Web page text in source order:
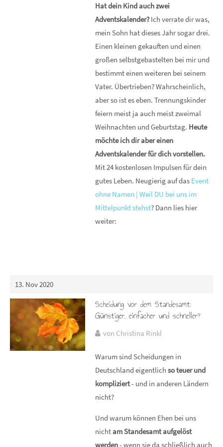
Hat dein Kind auch zwei
Adventskalender?Ich verrate dir was,
mein Sohn hat dieses Jahr sogar drei.
Einen kleinen gekauften und einen
großen selbstgebastelten bei mir und
bestimmt einen weiteren bei seinem
Vater. Übertrieben? Wahrscheinlich,
aber so ist es eben. Trennungskinder
feiern meist ja auch meist zweimal
Weihnachten und Geburtstag. Heute
möchte ich dir aber einen
Adventskalender für dich vorstellen.
Mit 24 kostenlosen Impulsen für dein
gutes Leben. Neugierig auf das Event
ohne Namen | Weil DU bei uns im
Mittelpunkt stehst? Dann lies hier
weiter:
13. Nov 2020
Scheidung vor dem Standesamt:
Günstiger, einfacher und schneller?
von Christina Rinkl
Warum sind Scheidungen in
Deutschland eigentlichso teuer und
kompliziert- und in anderen Ländern
nicht?
Und warum können Ehen bei uns
nicht am Standesamt aufgelöst
werden- wenn sie da schließlich auch